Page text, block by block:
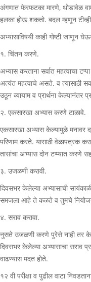
अंगणात फेरफटका मारणे, थोडावेळ
हलका होऊ शकतो. बदल म्हणून टीव्ही
अभ्यासाविषयी काही गोष्टी जाणून
१. चिंतन करणे.
अभ्यास करताना सर्वात महत्वाचा
अत्यंत महत्वाचे असते. व त्यासाठी
उठून व्यायाम व प्रार्थना
२. एकसारखा अभ्यास करणे टाळावे.
एकसारखा अभ्यास केल्यामुळे मनावर
परिणाम करते. यासाठी वेळापत्रक
तासांचा अभ्यास दोन टप्प्यात
३. उजळणी करावी.
दिवसभर केलेल्या अभ्यासाची
समजला आहे ते कळते व तुमचे नियोजन
४. सराव करावा.
नुसते उजळणी करणे पुरेसे नाही तर
दिवसभर केलेल्या अभ्यासाचा सराव
वाढण्यास मदत होते.
१२ वी परीक्षा व पुढील वाटा